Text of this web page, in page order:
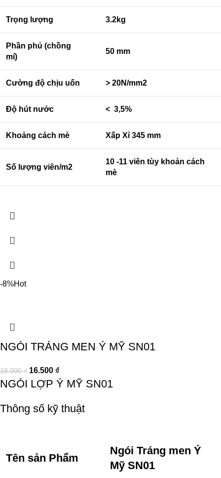
Trọng lượng 3.2kg
Phần phủ (chồng
mí)
50 mm
Cường độ chịu uốn > 20N/mm2
Độ hút nước < 3,5%
Khoảng cách mè Xấp Xỉ 345 mm
Số lượng viên/m2
10 -11 viên tùy khoản cách
mè
-8%Hot
NGÓI TRÁNG MEN Ý MỸ SN01
18.000₫ 16.500 ₫
NGÓI LỢP Ý MỸ SN01
Thông số kỹ thuật
Tên sản Phẩm
Ngói Tráng men Ý
Mỹ SN01